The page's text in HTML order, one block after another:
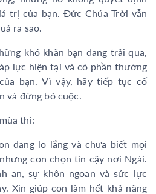
trị của bạn. Đức Chúa Trời vẫn
ra sao.
khó khăn bạn đang trải qua,
lực hiện tại và có phần thưởng
bạn. Vì vậy, hãy tiếp tục cố
và đừng bỏ cuộc.
thi:
đang lo lắng và chưa biết mọi
con chọn tin cậy nơi Ngài.
an, sự khôn ngoan và sức lực
Xin giúp con làm hết khả năng